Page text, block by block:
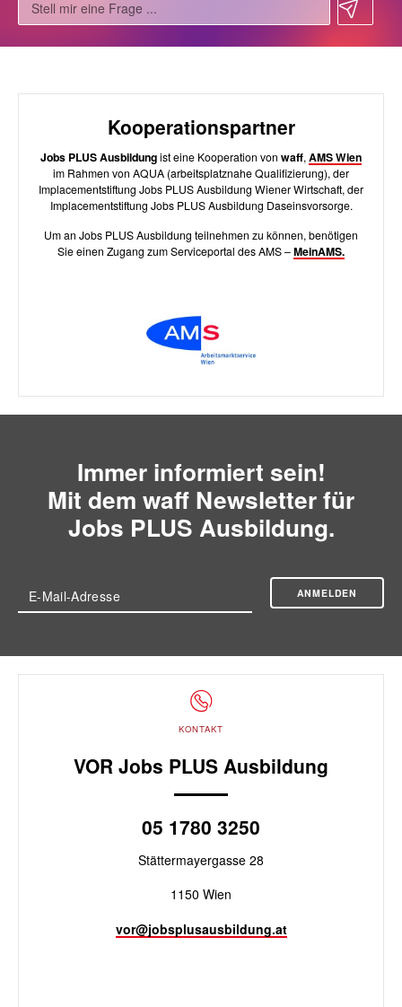
Kooperationspartner
Jobs PLUS Ausbildungist eine Kooperation von waff, AMS Wien
im Rahmen von AQUA (arbeits­platz­nahe Quali­fizierung), der
Implace­ment­stiftung Jobs PLUS Ausbildung Wiener Wirtschaft, der
Implacementstiftung Jobs PLUS Ausbildung Daseinsvorsorge.
Um an Jobs PLUS Ausbildung teilnehmen zu können, benötigen
Sie einen Zugang zum Serviceportal des AMS –MeinAMS.
Immer informiert sein!
Mit dem waff Newsletter für
Jobs PLUS Ausbildung.
E-Mail-Adresse ANMELDEN
KONTAKT
VOR Jobs PLUS Ausbildung
05 1780 3250
Stättermayergasse 28
1150 Wien
vor@jobsplusausbildung.at